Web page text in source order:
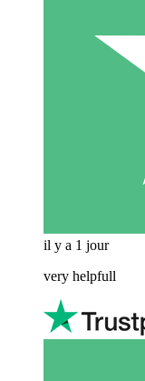
il y a 1 jour
very helpfull